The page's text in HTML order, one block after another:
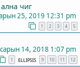
чиг
25, 2019 12:31 pm
1 2 3 4 5
14, 2018 1:07 pm
1 ELLIPSIS 9 10 11 12